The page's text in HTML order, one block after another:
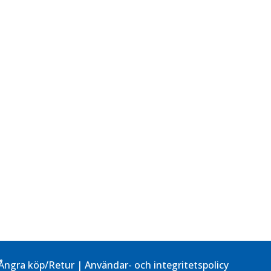
köp/Retur | Användar- och integritetspolicy